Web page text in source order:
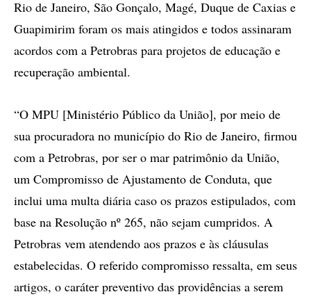
Rio de Janeiro, São Gonçalo, Magé, Duque de Caxias e
Guapimirim foram os mais atingidos e todos assinaram
acordos com a Petrobras para projetos de educação e
recuperação ambiental.
“O MPU [Ministério Público da União], por meio de
sua procuradora no município do Rio de Janeiro, firmou
com a Petrobras, por ser o mar patrimônio da União,
um Compromisso de Ajustamento de Conduta, que
inclui uma multa diária caso os prazos estipulados, com
base na Resolução nº 265, não sejam cumpridos. A
Petrobras vem atendendo aos prazos e às cláusulas
estabelecidas. O referido compromisso ressalta, em seus
artigos, o caráter preventivo das providências a serem